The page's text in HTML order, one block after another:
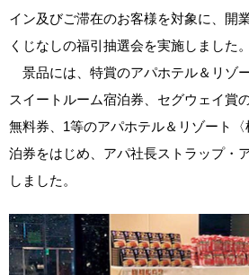
イン及びご滞在のお客様を対象に、開
くじなしの福引抽選会を実施しました。
景品には、特賞のアパホテル＆リゾ
スイートルーム宿泊券、セグウェイ賞
無料券、1等のアパホテル＆リゾート
泊券をはじめ、アパ社長ストラップ・
しました。